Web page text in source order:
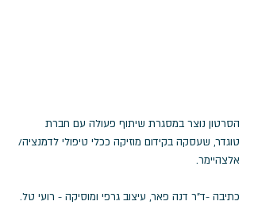
הסרטון נוצר במסגרת שיתוף פעולה עם חברת
טוגדר, שעסקה בקידום מוזיקה ככלי טיפולי לדמנציה/
אלצהיימר.
כתיבה -ד"ר דנה פאר, עיצוב גרפי ומוסיקה - רועי טל.